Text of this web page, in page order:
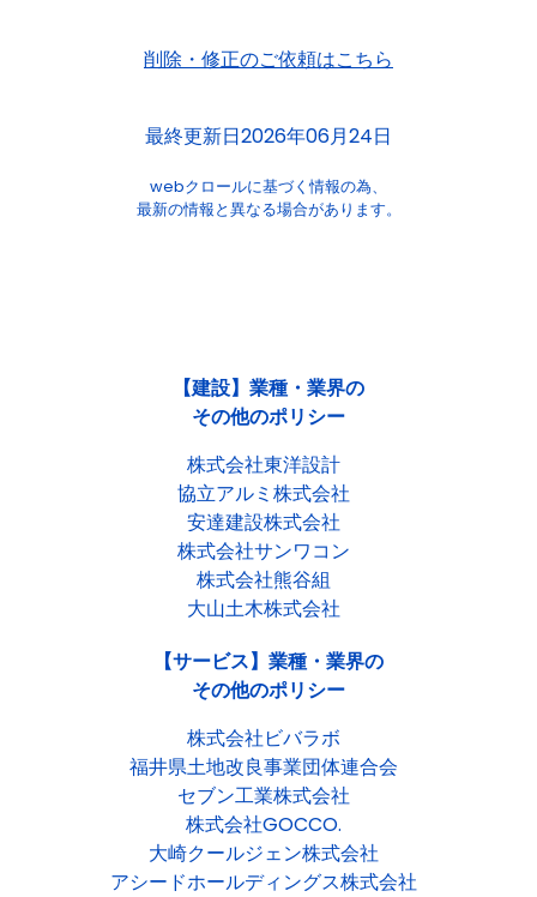
削除・修正のご依頼はこちら
最終更新日2026年06月24日
webクロールに基づく情報の為、
最新の情報と異なる場合があります。
【建設】業種・業界の
その他のポリシー
株式会社東洋設計
協立アルミ株式会社
安達建設株式会社
株式会社サンワコン
株式会社熊谷組
大山土木株式会社
【サービス】業種・業界の
その他のポリシー
株式会社ビバラボ
福井県土地改良事業団体連合会
セブン工業株式会社
株式会社GOCCO.
大崎クールジェン株式会社
アシードホールディングス株式会社